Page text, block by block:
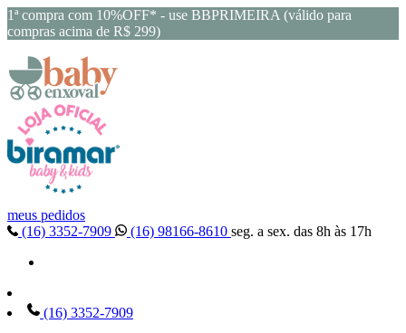
1ª compra com 10%OFF* - use BBPRIMEIRA (válido para
compras acima de R$ 299)
meus pedidos
(16) 3352-7909
(16) 98166-8610 seg. a sex. das 8h às 17h
(16) 3352-7909